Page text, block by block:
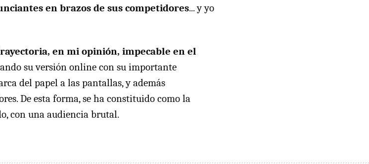
en brazos de sus competidores... y yo
en mi opinión, impecable en el
su versión online con su importante
del papel a las pantallas, y además
De esta forma, se ha constituido como la
con una audiencia brutal.